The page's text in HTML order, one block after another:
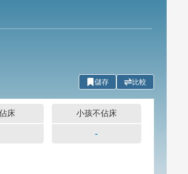
儲存 比較
床 小孩不佔床
-